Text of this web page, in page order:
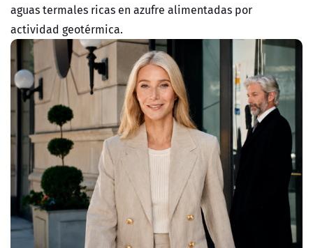
aguas termales ricas en azufre alimentadas por
actividad geotérmica.